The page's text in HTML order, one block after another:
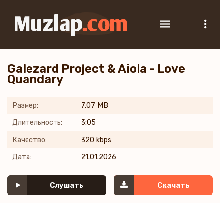
Galezard Project & Aiola - Love
Quandary
Размер: 7.07 MB
Длительность: 3:05
Качество: 320 kbps
Дата: 21.01.2026
Слушать Скачать